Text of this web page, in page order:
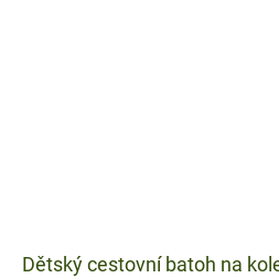
Dětský cestovní batoh na